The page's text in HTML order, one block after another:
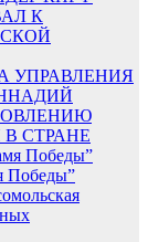
УПРАВЛЕНИЯ
СТРАНЕ
Победы”